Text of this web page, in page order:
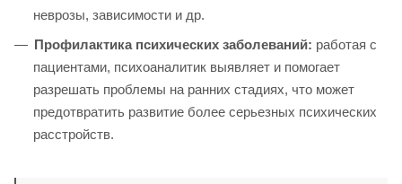
неврозы, зависимости и др.
Профилактика психических заболеваний: работая с
пациентами, психоаналитик выявляет и помогает
разрешать проблемы на ранних стадиях, что может
предотвратить развитие более серьезных психических
расстройств.